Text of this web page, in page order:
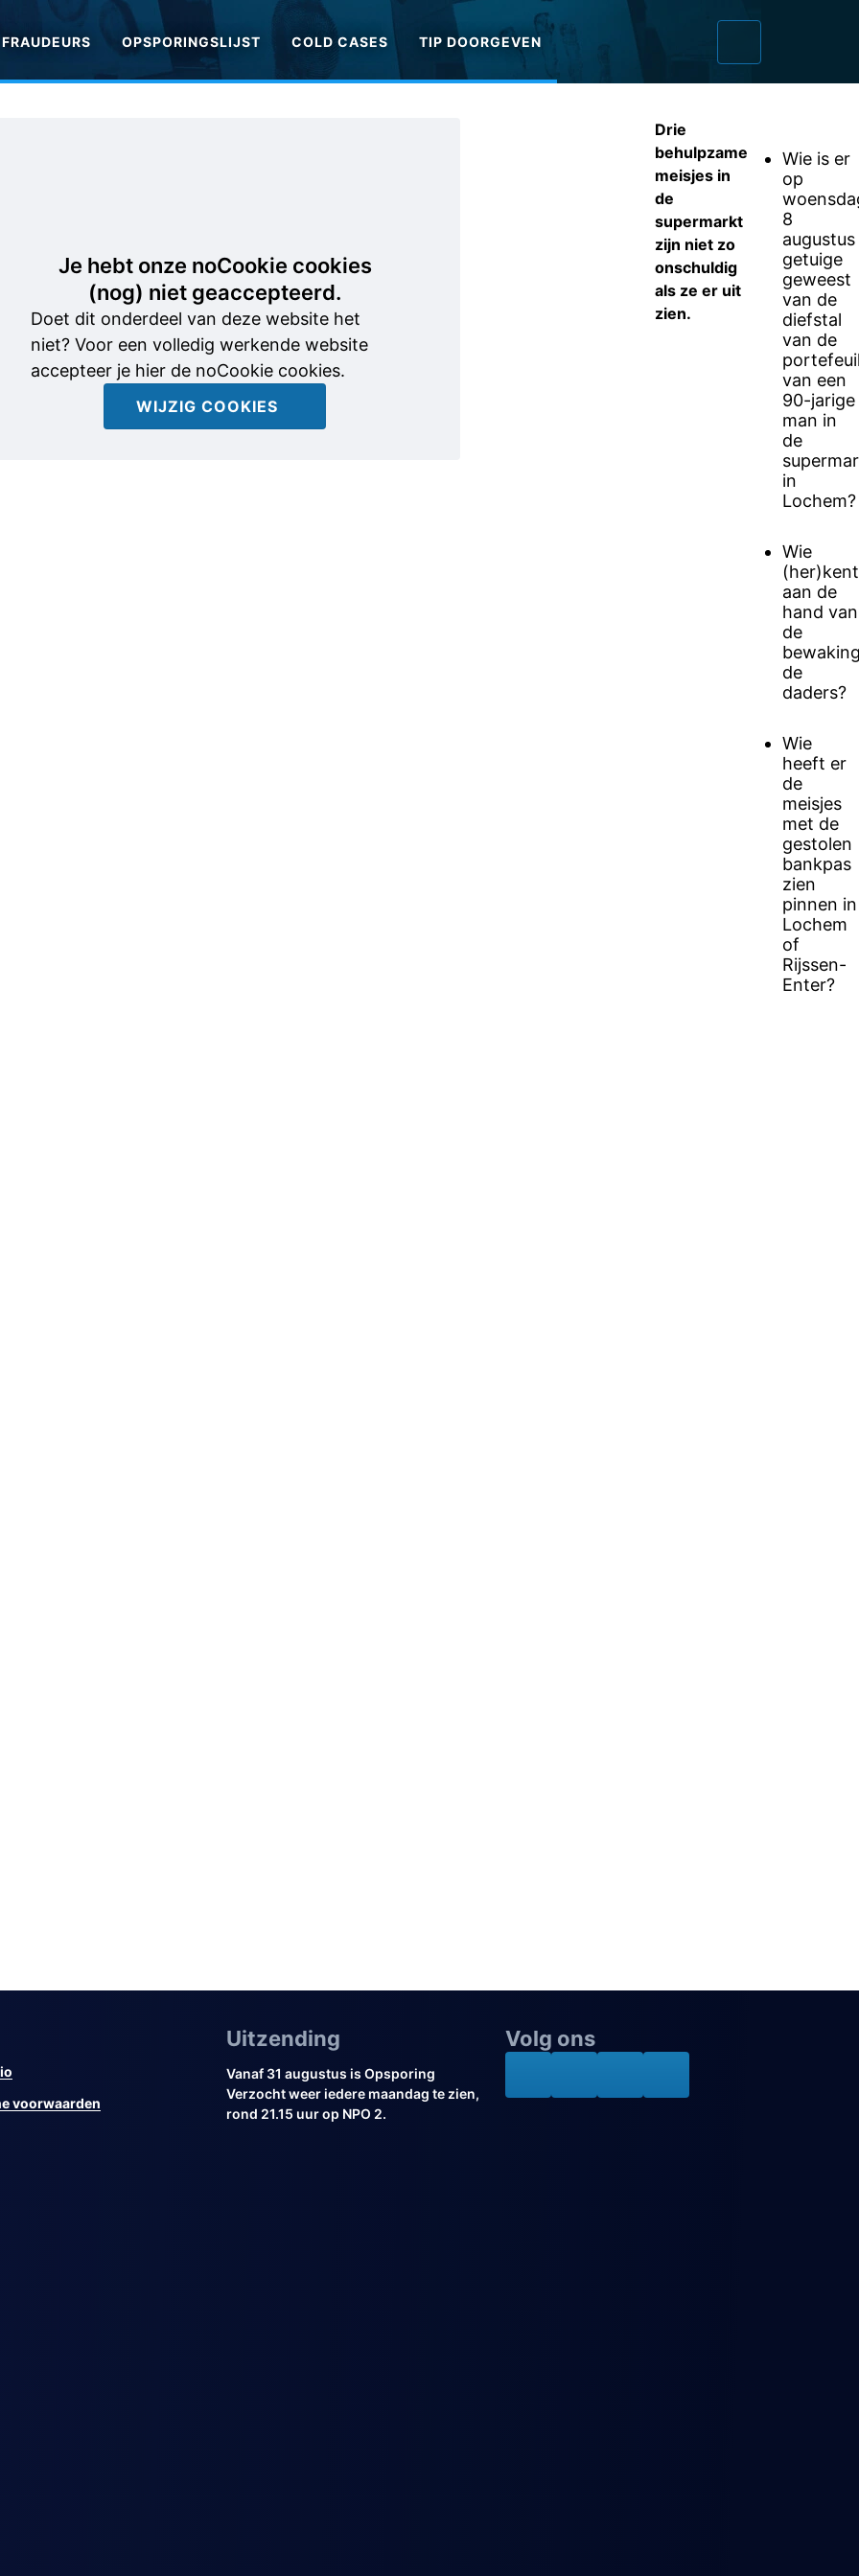
FRAUDEURS OPSPORINGSLIJST COLD CASES TIP DOORGEVEN
Je hebt onze noCookie cookies
(nog) niet geaccepteerd.
Doet dit onderdeel van deze website het
niet? Voor een volledig werkende website
accepteer je hier de noCookie cookies.
WIJZIG COOKIES
Drie
behulpzame
meisjes in
de
supermarkt
zijn niet zo
onschuldig
als ze er uit
zien.
Wie is er
op
8
augustus
getuige
geweest
van de
diefstal
van de
van een
90-jarige
man in
de
in
Lochem?
Wie
(her)kent
aan de
hand van
de
de
daders?
Wie
heeft er
de
meisjes
met de
gestolen
bankpas
zien
pinnen in
Lochem
of
Rijssen-
Enter?
voorwaarden
Uitzending
Vanaf 31 augustus is Opsporing
Verzocht weer iedere maandag te zien,
rond 21.15 uur op NPO 2.
Volg ons